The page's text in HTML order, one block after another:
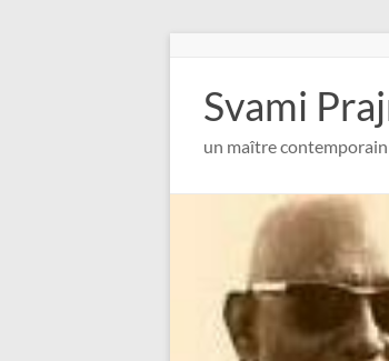
contenuSvami
un maître contemporain